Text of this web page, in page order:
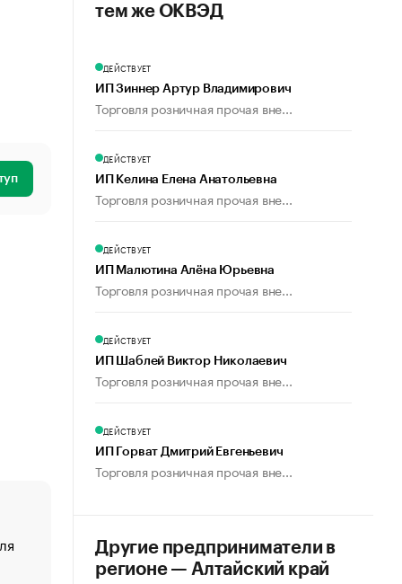
«От спорта тело стареет иначе». Как живет глава
создавшей GTA
тем же ОКВЭД
ДЕЙСТВУЕТ
ИП Зиннер Артур Владимирович
Торговля розничная прочая вне...
ДЕЙСТВУЕТ
ИП Келина Елена Анатольевна
Торговля розничная прочая вне...
ДЕЙСТВУЕТ
ИП Малютина Алёна Юрьевна
Торговля розничная прочая вне...
ДЕЙСТВУЕТ
ИП Шаблей Виктор Николаевич
Торговля розничная прочая вне...
ДЕЙСТВУЕТ
ИП Горват Дмитрий Евгеньевич
Торговля розничная прочая вне...
Другие предприниматели в
регионе — Алтайский край